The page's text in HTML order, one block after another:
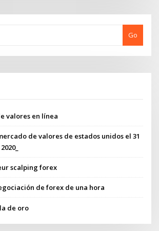
Go
valores en línea
de valores de estados unidos el 31
scalping forex
de forex de una hora
de oro